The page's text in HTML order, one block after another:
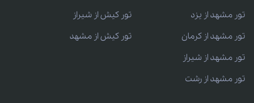
تور مشهد از یزد
تور مشهد از کرمان
تور مشهد از شیراز
تور مشهد از رشت
تور کیش از شیراز
تور کیش از مشهد